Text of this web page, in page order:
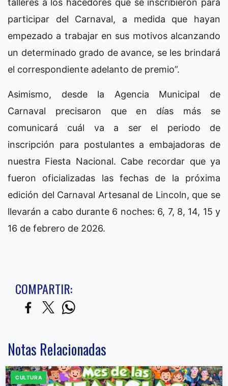
talleres a los hacedores que se inscribieron para
participar del Carnaval, a medida que hayan
empezado a trabajar en sus motivos alcanzando
un determinado grado de avance, se les brindará
el correspondiente adelanto de premio”.
Asimismo, desde la Agencia Municipal de
Carnaval precisaron que en días más se
comunicará cuál va a ser el periodo de
inscripción para postulantes a embajadoras de
nuestra Fiesta Nacional. Cabe recordar que ya
fueron oficializadas las fechas de la próxima
edición del Carnaval Artesanal de Lincoln, que se
llevarán a cabo durante 6 noches: 6, 7, 8, 14, 15 y
16 de febrero de 2026.
COMPARTIR:
Notas Relacionadas
CULTURA